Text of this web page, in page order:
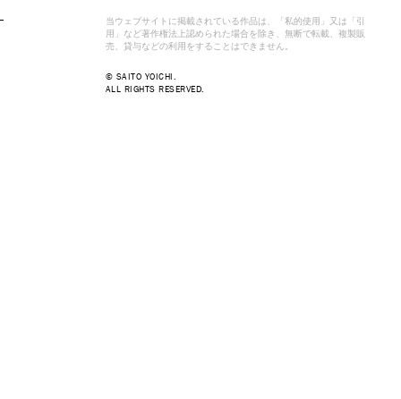
当ウェブサイトに掲載されている作品は、「私的使用」又は「引
用」など著作権法上認められた場合を除き、無断で転載、複製販
売、貸与などの利用をすることはできません。
© SAITO YOICHI.
ALL RIGHTS RESERVED.